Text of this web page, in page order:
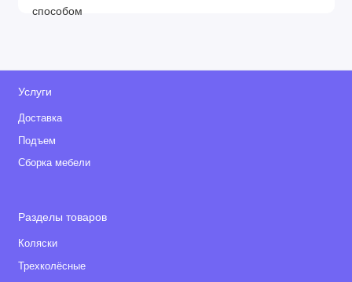
Услуги
Доставка
Подъем
Сборка мебели
Разделы товаров
Коляски
Трехколёсные